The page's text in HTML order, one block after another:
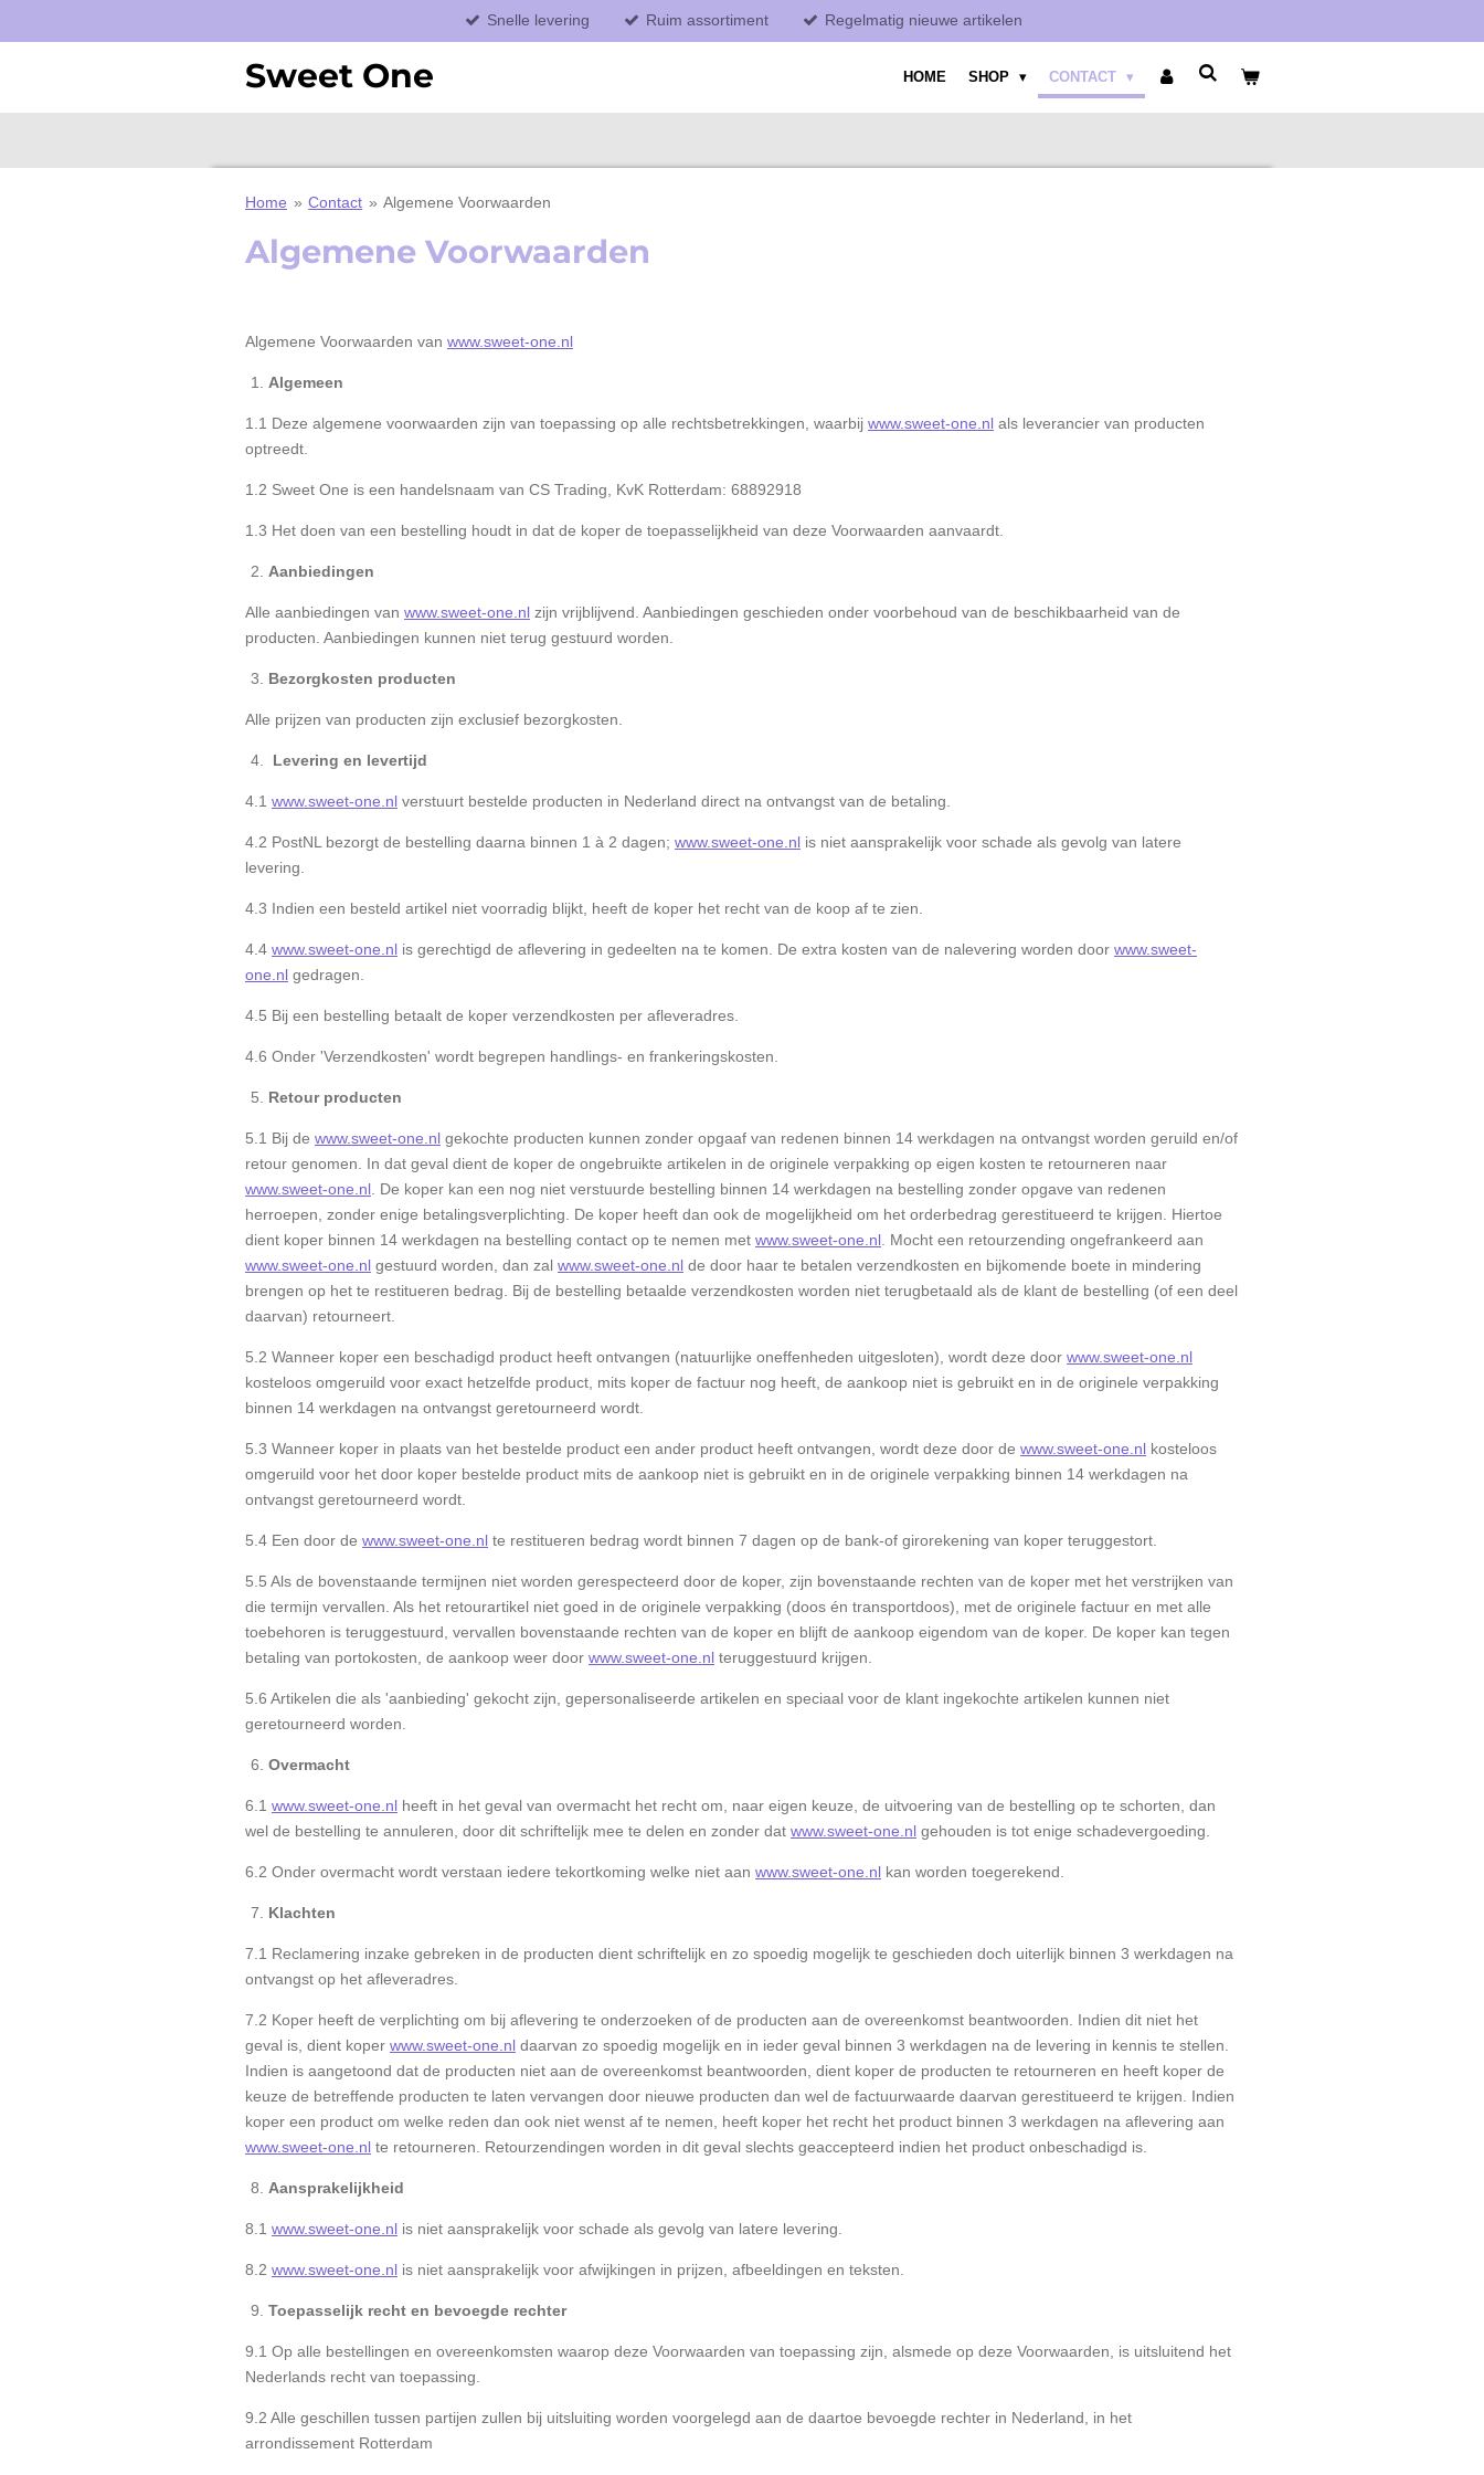
direct
Snelle levering Ruim assortiment Regelmatig nieuwe artikelen
Sweet One HOME SHOP CONTACT
Home » Contact » Algemene Voorwaarden
Algemene Voorwaarden
Algemene Voorwaarden van www.sweet-one.nl
Algemeen
1.1 Deze algemene voorwaarden zijn van toepassing op alle rechtsbetrekkingen, waarbij www.sweet-one.nl als leverancier van producten
optreedt.
1.2 Sweet One is een handelsnaam van CS Trading, KvK Rotterdam: 68892918
1.3 Het doen van een bestelling houdt in dat de koper de toepasselijkheid van deze Voorwaarden aanvaardt.
Aanbiedingen
Alle aanbiedingen van www.sweet-one.nl zijn vrijblijvend. Aanbiedingen geschieden onder voorbehoud van de beschikbaarheid van de
producten. Aanbiedingen kunnen niet terug gestuurd worden.
Bezorgkosten producten
Alle prijzen van producten zijn exclusief bezorgkosten.
Levering en levertijd
4.1 www.sweet-one.nl verstuurt bestelde producten in Nederland direct na ontvangst van de betaling.
4.2 PostNL bezorgt de bestelling daarna binnen 1 à 2 dagen; www.sweet-one.nl is niet aansprakelijk voor schade als gevolg van latere
levering.
4.3 Indien een besteld artikel niet voorradig blijkt, heeft de koper het recht van de koop af te zien.
4.4 www.sweet-one.nl is gerechtigd de aflevering in gedeelten na te komen. De extra kosten van de nalevering worden door www.sweet-
one.nl gedragen.
4.5 Bij een bestelling betaalt de koper verzendkosten per afleveradres.
4.6 Onder 'Verzendkosten' wordt begrepen handlings- en frankeringskosten.
Retour producten
5.1 Bij de www.sweet-one.nl gekochte producten kunnen zonder opgaaf van redenen binnen 14 werkdagen na ontvangst worden geruild en/of
retour genomen. In dat geval dient de koper de ongebruikte artikelen in de originele verpakking op eigen kosten te retourneren naar
www.sweet-one.nl . De koper kan een nog niet verstuurde bestelling binnen 14 werkdagen na bestelling zonder opgave van redenen
herroepen, zonder enige betalingsverplichting. De koper heeft dan ook de mogelijkheid om het orderbedrag gerestitueerd te krijgen. Hiertoe
dient koper binnen 14 werkdagen na bestelling contact op te nemen met www.sweet-one.nl . Mocht een retourzending ongefrankeerd aan
www.sweet-one.nl gestuurd worden, dan zal www.sweet-one.nl de door haar te betalen verzendkosten en bijkomende boete in mindering
brengen op het te restitueren bedrag. Bij de bestelling betaalde verzendkosten worden niet terugbetaald als de klant de bestelling (of een deel
daarvan) retourneert.
5.2 Wanneer koper een beschadigd product heeft ontvangen (natuurlijke oneffenheden uitgesloten), wordt deze door www.sweet-one.nl
kosteloos omgeruild voor exact hetzelfde product, mits koper de factuur nog heeft, de aankoop niet is gebruikt en in de originele verpakking
binnen 14 werkdagen na ontvangst geretourneerd wordt.
5.3 Wanneer koper in plaats van het bestelde product een ander product heeft ontvangen, wordt deze door de www.sweet-one.nl kosteloos
omgeruild voor het door koper bestelde product mits de aankoop niet is gebruikt en in de originele verpakking binnen 14 werkdagen na
ontvangst geretourneerd wordt.
5.4 Een door de www.sweet-one.nl te restitueren bedrag wordt binnen 7 dagen op de bank-of girorekening van koper teruggestort.
5.5 Als de bovenstaande termijnen niet worden gerespecteerd door de koper, zijn bovenstaande rechten van de koper met het verstrijken van
die termijn vervallen. Als het retourartikel niet goed in de originele verpakking (doos én transportdoos), met de originele factuur en met alle
toebehoren is teruggestuurd, vervallen bovenstaande rechten van de koper en blijft de aankoop eigendom van de koper. De koper kan tegen
betaling van portokosten, de aankoop weer door www.sweet-one.nl teruggestuurd krijgen.
5.6 Artikelen die als 'aanbieding' gekocht zijn, gepersonaliseerde artikelen en speciaal voor de klant ingekochte artikelen kunnen niet
geretourneerd worden.
Overmacht
6.1 www.sweet-one.nl heeft in het geval van overmacht het recht om, naar eigen keuze, de uitvoering van de bestelling op te schorten, dan
wel de bestelling te annuleren, door dit schriftelijk mee te delen en zonder dat www.sweet-one.nl gehouden is tot enige schadevergoeding.
6.2 Onder overmacht wordt verstaan iedere tekortkoming welke niet aan www.sweet-one.nl kan worden toegerekend.
Klachten
7.1 Reclamering inzake gebreken in de producten dient schriftelijk en zo spoedig mogelijk te geschieden doch uiterlijk binnen 3 werkdagen na
ontvangst op het afleveradres.
7.2 Koper heeft de verplichting om bij aflevering te onderzoeken of de producten aan de overeenkomst beantwoorden. Indien dit niet het
geval is, dient koper www.sweet-one.nl daarvan zo spoedig mogelijk en in ieder geval binnen 3 werkdagen na de levering in kennis te stellen.
Indien is aangetoond dat de producten niet aan de overeenkomst beantwoorden, dient koper de producten te retourneren en heeft koper de
keuze de betreffende producten te laten vervangen door nieuwe producten dan wel de factuurwaarde daarvan gerestitueerd te krijgen. Indien
koper een product om welke reden dan ook niet wenst af te nemen, heeft koper het recht het product binnen 3 werkdagen na aflevering aan
www.sweet-one.nl te retourneren. Retourzendingen worden in dit geval slechts geaccepteerd indien het product onbeschadigd is.
Aansprakelijkheid
8.1 www.sweet-one.nl is niet aansprakelijk voor schade als gevolg van latere levering.
8.2 www.sweet-one.nl is niet aansprakelijk voor afwijkingen in prijzen, afbeeldingen en teksten.
Toepasselijk recht en bevoegde rechter
9.1 Op alle bestellingen en overeenkomsten waarop deze Voorwaarden van toepassing zijn, alsmede op deze Voorwaarden, is uitsluitend het
Nederlands recht van toepassing.
9.2 Alle geschillen tussen partijen zullen bij uitsluiting worden voorgelegd aan de daartoe bevoegde rechter in Nederland, in het
arrondissement Rotterdam